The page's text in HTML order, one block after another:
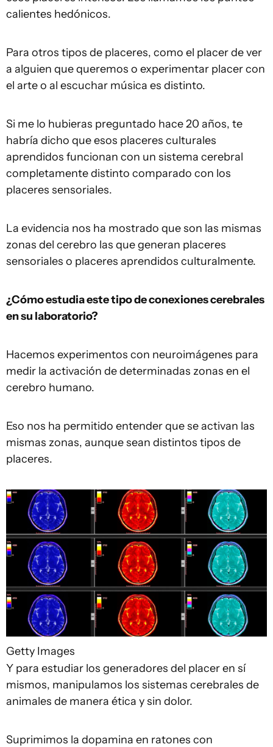
calientes hedónicos.
Para otros tipos de placeres, como el placer de ver
a alguien que queremos o experimentar placer con
el arte o al escuchar música es distinto.
Si me lo hubieras preguntado hace 20 años, te
habría dicho que esos placeres culturales
aprendidos funcionan con un sistema cerebral
completamente distinto comparado con los
placeres sensoriales.
La evidencia nos ha mostrado que son las mismas
zonas del cerebro las que generan placeres
sensoriales o placeres aprendidos culturalmente.
¿Cómo estudia este tipo de conexiones cerebrales
en su laboratorio?
Hacemos experimentos con neuroimágenes para
medir la activación de determinadas zonas en el
cerebro humano.
Eso nos ha permitido entender que se activan las
mismas zonas, aunque sean distintos tipos de
placeres.
Getty Images
Y para estudiar los generadores del placer en sí
mismos, manipulamos los sistemas cerebrales de
animales de manera ética y sin dolor.
Suprimimos la dopamina en ratones con